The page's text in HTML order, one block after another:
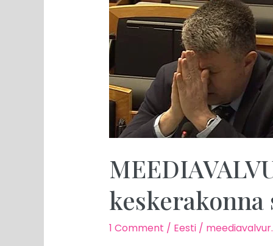
keskerakonna
1 Comment / Eesti/
Isamaa
põrnitseb
nüüd
keskerakonna
selga